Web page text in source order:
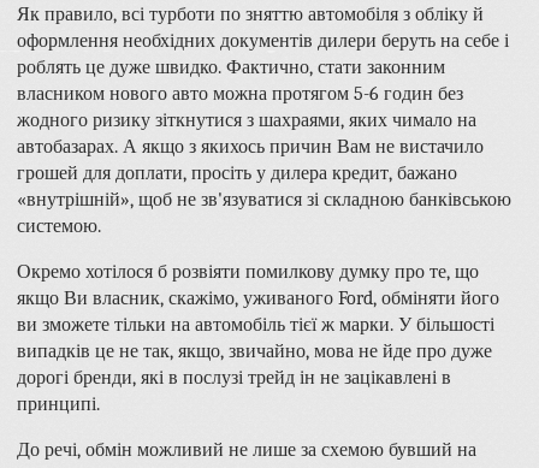
Як правило, всі турботи по зняттю автомобіля з обліку й
оформлення необхідних документів дилери беруть на себе і
роблять це дуже швидко. Фактично, стати законним
власником нового авто можна протягом 5-6 годин без
жодного ризику зіткнутися з шахраями, яких чимало на
автобазарах. А якщо з якихось причин Вам не вистачило
грошей для доплати, просіть у дилера кредит, бажано
«внутрішній», щоб не зв'язуватися зі складною банківською
системою.
Окремо хотілося б розвіяти помилкову думку про те, що
якщо Ви власник, скажімо, уживаного Ford, обміняти його
ви зможете тільки на автомобіль тієї ж марки. У більшості
випадків це не так, якщо, звичайно, мова не йде про дуже
дорогі бренди, які в послузі трейд ін не зацікавлені в
принципі.
До речі, обмін можливий не лише за схемою бувший на